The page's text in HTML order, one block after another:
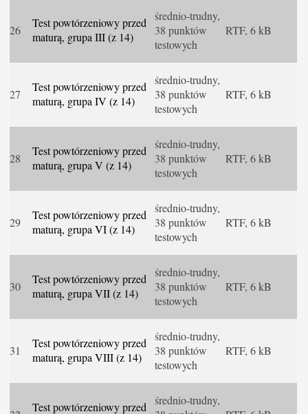
26
Test powtórzeniowy przed
maturą, grupa III (z 14)
średnio-trudny,
38 punktów
testowych
RTF, 6 kB
27
Test powtórzeniowy przed
maturą, grupa IV (z 14)
średnio-trudny,
38 punktów
testowych
RTF, 6 kB
28
Test powtórzeniowy przed
maturą, grupa V (z 14)
średnio-trudny,
38 punktów
testowych
RTF, 6 kB
29
Test powtórzeniowy przed
maturą, grupa VI (z 14)
średnio-trudny,
38 punktów
testowych
RTF, 6 kB
30
Test powtórzeniowy przed
maturą, grupa VII (z 14)
średnio-trudny,
38 punktów
testowych
RTF, 6 kB
31
Test powtórzeniowy przed
maturą, grupa VIII (z 14)
średnio-trudny,
38 punktów
testowych
RTF, 6 kB
Test powtórzeniowy przed
średnio-trudny,